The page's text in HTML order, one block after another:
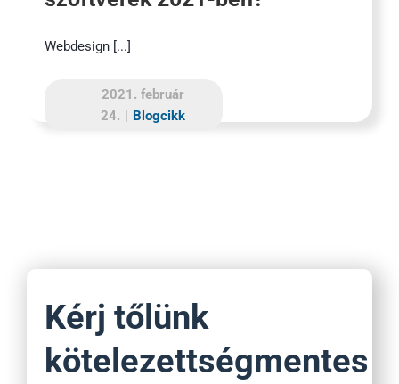
Webdesign [...]
2021. február
24. | Blogcikk
Kérj tőlünk
kötelezettségmentes